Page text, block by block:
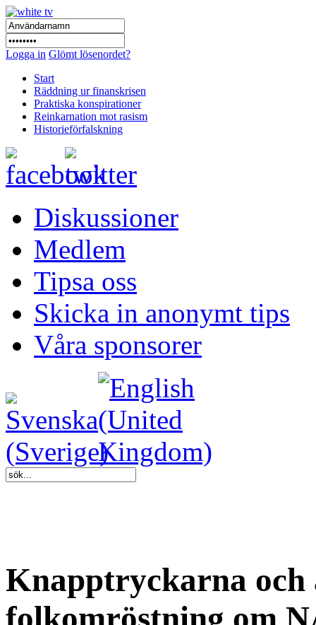
Logga in Glömt lösenordet?
Start
Räddning ur finanskrisen
Praktiska konspirationer
Reinkarnation mot rasism
Historieförfalskning
Diskussioner
Medlem
Tipsa oss
Skicka in anonymt tips
Våra sponsorer
Knapptryckarna